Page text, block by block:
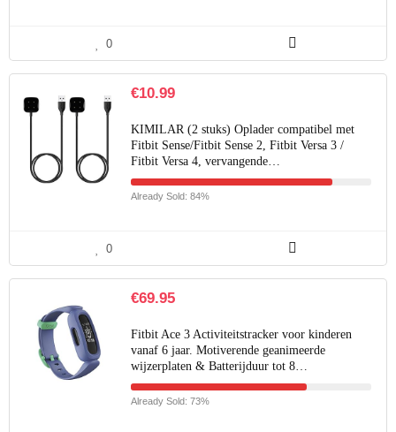
0
€10.99
KIMILAR (2 stuks) Oplader compatibel met
Fitbit Sense/Fitbit Sense 2, Fitbit Versa 3 /
Fitbit Versa 4, vervangende…
Already Sold: 84%
0
€69.95
Fitbit Ace 3 Activiteitstracker voor kinderen
vanaf 6 jaar. Motiverende geanimeerde
wijzerplaten & Batterijduur tot 8…
Already Sold: 73%